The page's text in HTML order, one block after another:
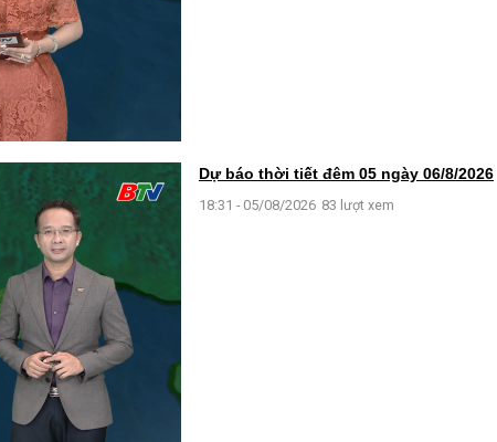
Dự báo thời tiết đêm 05 ngày 06/8/2026
18:31 - 05/08/2026 83 lượt xem